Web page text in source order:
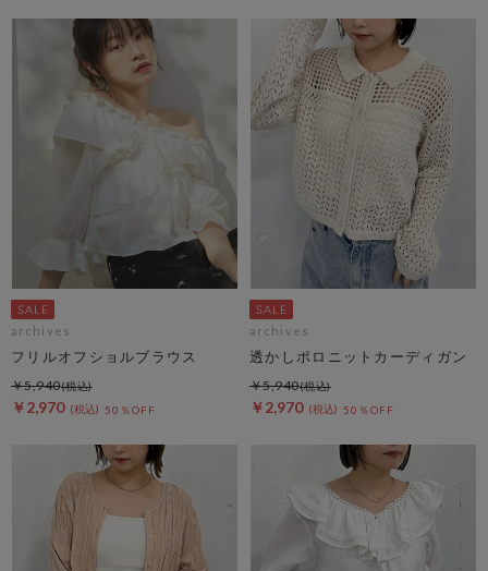
archives
フリルオフショルブラウス
￥2,970 50％OFF
￥5,940
archives
透かしポロニットカーディガン
￥2,970 50％OFF
￥5,940